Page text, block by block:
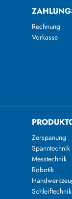
Rechnung
Vorkasse
Zerspanung
Spanntechnik
Messtechnik
Robotik
Schleiftechnik